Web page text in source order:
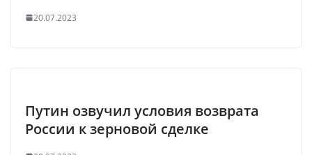
20.07.2023
Путин озвучил условия возврата
России к зерновой сделке